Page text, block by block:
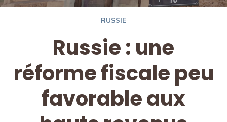
RUSSIE
Russie : une
réforme fiscale peu
favorable aux